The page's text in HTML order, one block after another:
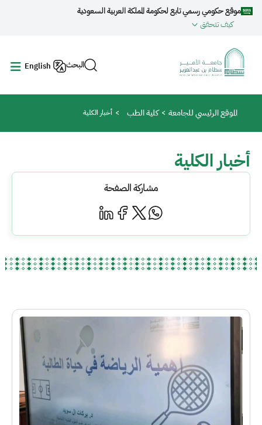
تجاوز إلى المحتوى الرئيسي
موقع حكومي رسمي تابع لحكومة المملكة العربية السعودية
كيف تتحقق
البحث English
مسار التنقل
الموقع الرئيسي للجامعة كلية الطب أخبار الكلية
أخبار الكلية
مشاركة الصفحة
الصورة